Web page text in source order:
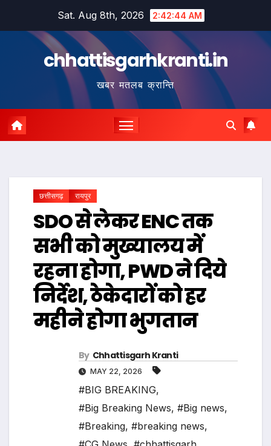
Sat. Aug 8th, 2026 2:42:45 AM
chhattisgarhkranti.in
खबर मतलब क्रान्ति
छत्तीसगढ़ रायपुर
SDO से लेकर ENC तक
सभी को मुख्यालय में
रहना होगा, PWD ने दिये
निर्देश, ठेकेदारों को हर
महीने होगा भुगतान
By Chhattisgarh Kranti
MAY 22, 2026
#BIG BREAKING,
#Big Breaking News, #Big news,
#Breaking, #breaking news,